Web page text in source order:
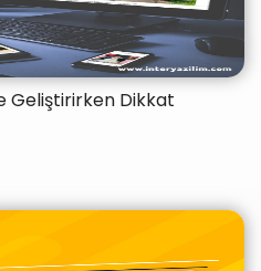
Geliştirirken Dikkat